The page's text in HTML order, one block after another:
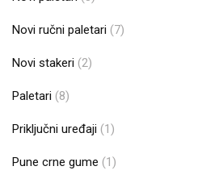
Novi ručni paletari (7)
Novi stakeri (2)
Paletari (8)
Priključni uređaji (1)
Pune crne gume (1)